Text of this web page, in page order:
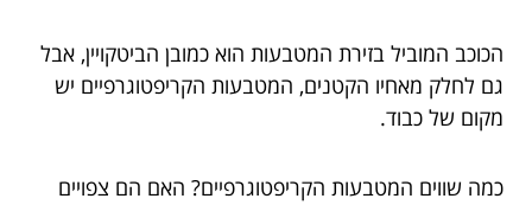
הכוכב המוביל בזירת המטבעות הוא כמובן הביטקויין, אבל
גם לחלק מאחיו הקטנים, המטבעות הקריפטוגרפיים יש
מקום של כבוד.
כמה שווים המטבעות הקריפטוגרפיים? האם הם צפויים